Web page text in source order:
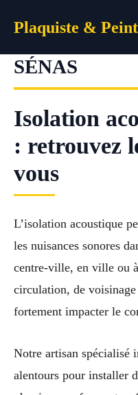
Plaquiste &
SÉNAS
Isolation
: retrouvez
vous
L’isolation acoustique
les nuisances sonores
centre-ville, en ville ou
circulation, de voisinage
fortement impacter le
Notre artisan spécialisé
alentours pour installer